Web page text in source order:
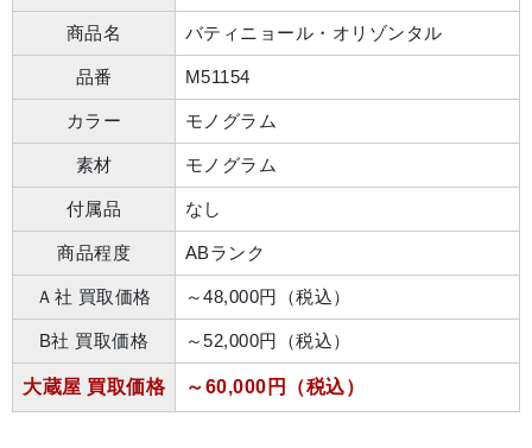
商品名 バティニョール・オリゾンタル
品番 M51154
カラー モノグラム
素材 モノグラム
付属品 なし
商品程度 ABランク
Ａ社 買取価格 ～48,000円（税込）
B社 買取価格 ～52,000円（税込）
大蔵屋 買取価格 ～60,000円（税込）